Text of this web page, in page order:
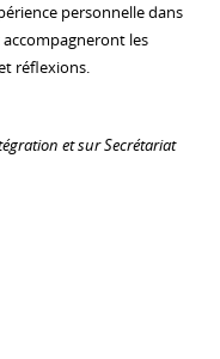
personnelle dans
les
réflexions.
et sur Secrétariat